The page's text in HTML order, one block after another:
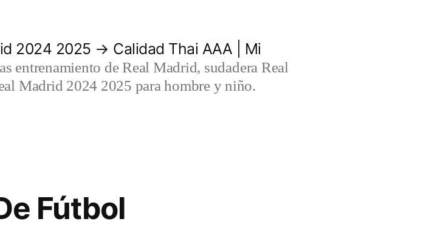
2024 2025 → Calidad Thai AAA | Mi
entrenamiento de Real Madrid, sudadera Real
Madrid 2024 2025 para hombre y niño.
Fútbol